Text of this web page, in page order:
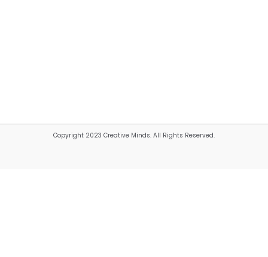
Copyright 2023 Creative Minds. All Rights Reserved.